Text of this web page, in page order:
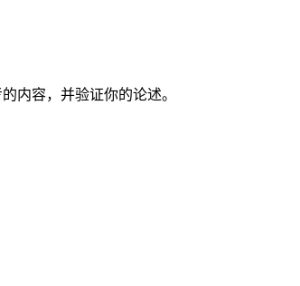
内容，并验证你的论述。